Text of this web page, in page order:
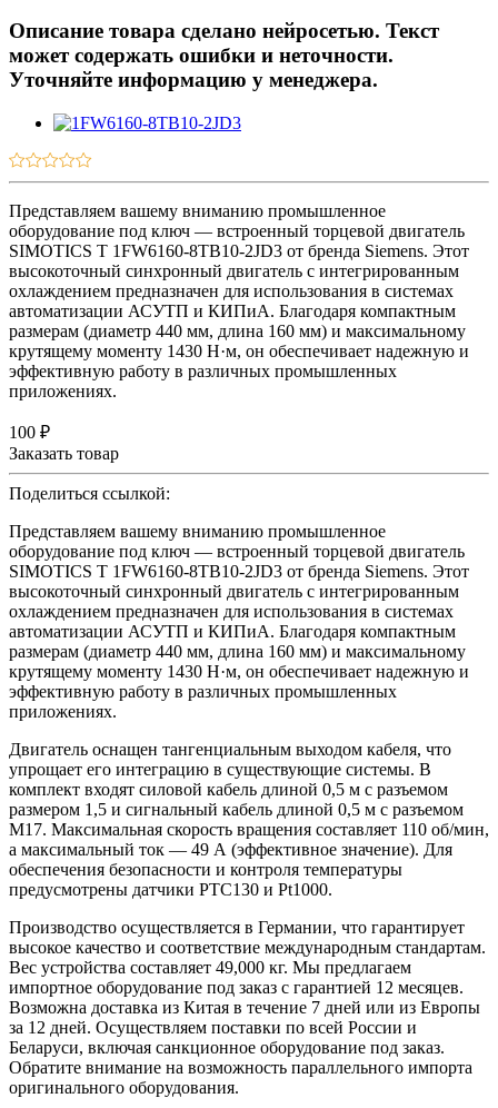
Описание товара сделано нейросетью. Текст
может содержать ошибки и неточности.
Уточняйте информацию у менеджера.
Представляем вашему вниманию промышленное
оборудование под ключ — встроенный торцевой двигатель
SIMOTICS T 1FW6160-8TB10-2JD3 от бренда Siemens. Этот
высокоточный синхронный двигатель с интегрированным
охлаждением предназначен для использования в системах
автоматизации АСУТП и КИПиА. Благодаря компактным
размерам (диаметр 440 мм, длина 160 мм) и максимальному
крутящему моменту 1430 Н·м, он обеспечивает надежную и
эффективную работу в различных промышленных
приложениях.
100 ₽
Заказать товар
Поделиться ссылкой:
Представляем вашему вниманию промышленное
оборудование под ключ — встроенный торцевой двигатель
SIMOTICS T 1FW6160-8TB10-2JD3 от бренда Siemens. Этот
высокоточный синхронный двигатель с интегрированным
охлаждением предназначен для использования в системах
автоматизации АСУТП и КИПиА. Благодаря компактным
размерам (диаметр 440 мм, длина 160 мм) и максимальному
крутящему моменту 1430 Н·м, он обеспечивает надежную и
эффективную работу в различных промышленных
приложениях.
Двигатель оснащен тангенциальным выходом кабеля, что
упрощает его интеграцию в существующие системы. В
комплект входят силовой кабель длиной 0,5 м с разъемом
размером 1,5 и сигнальный кабель длиной 0,5 м с разъемом
M17. Максимальная скорость вращения составляет 110 об/мин,
а максимальный ток — 49 А (эффективное значение). Для
обеспечения безопасности и контроля температуры
предусмотрены датчики PTC130 и Pt1000.
Производство осуществляется в Германии, что гарантирует
высокое качество и соответствие международным стандартам.
Вес устройства составляет 49,000 кг. Мы предлагаем
импортное оборудование под заказ с гарантией 12 месяцев.
Возможна доставка из Китая в течение 7 дней или из Европы
за 12 дней. Осуществляем поставки по всей России и
Беларуси, включая санкционное оборудование под заказ.
Обратите внимание на возможность параллельного импорта
оригинального оборудования.